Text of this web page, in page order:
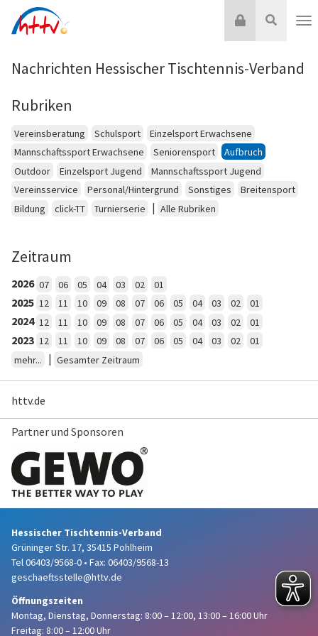
Inhalt
Suche
Login
Nachrichten Hessischer Tischtennis-Verband
Rubriken
Vereinsberatung Schulsport
Einzelsport Erwachsene
Mannschaftssport Erwachsene
Seniorensport
Aufbruch
Outdoor
Einzelsport Jugend
Mannschaftssport Jugend
Vereinsservice
Personal/Hintergrund Sonstiges
Breitensport
Bildung
click-TT Turnierserie | Alle Rubriken
Zeitraum
2026 07 06 05 04 03 02 01
2025 12 11 10 09 08 07 06 05 04 03 02 01
2024 12 11 10 09 08 07 06 05 04 03 02 01
2023 12 11 10 09 08 07 06 05 04 03 02
01
mehr...
| Gesamter Zeitraum
httv.de
Partner und Sponsoren
Hessischer Tischtennis-Verband
Grüninger Str. 17, 35415 Pohlheim
Tel 06403/9568-0 • Fax: 06403/9568-13
geschaeftsstelle@httv.de
Öffnungszeiten
Montag, Dienstag, Donnerstag: 8:00 – 12:00, 13:00 – 16:00 Uhr
Freitag: 8:00 – 12:00 Uhr